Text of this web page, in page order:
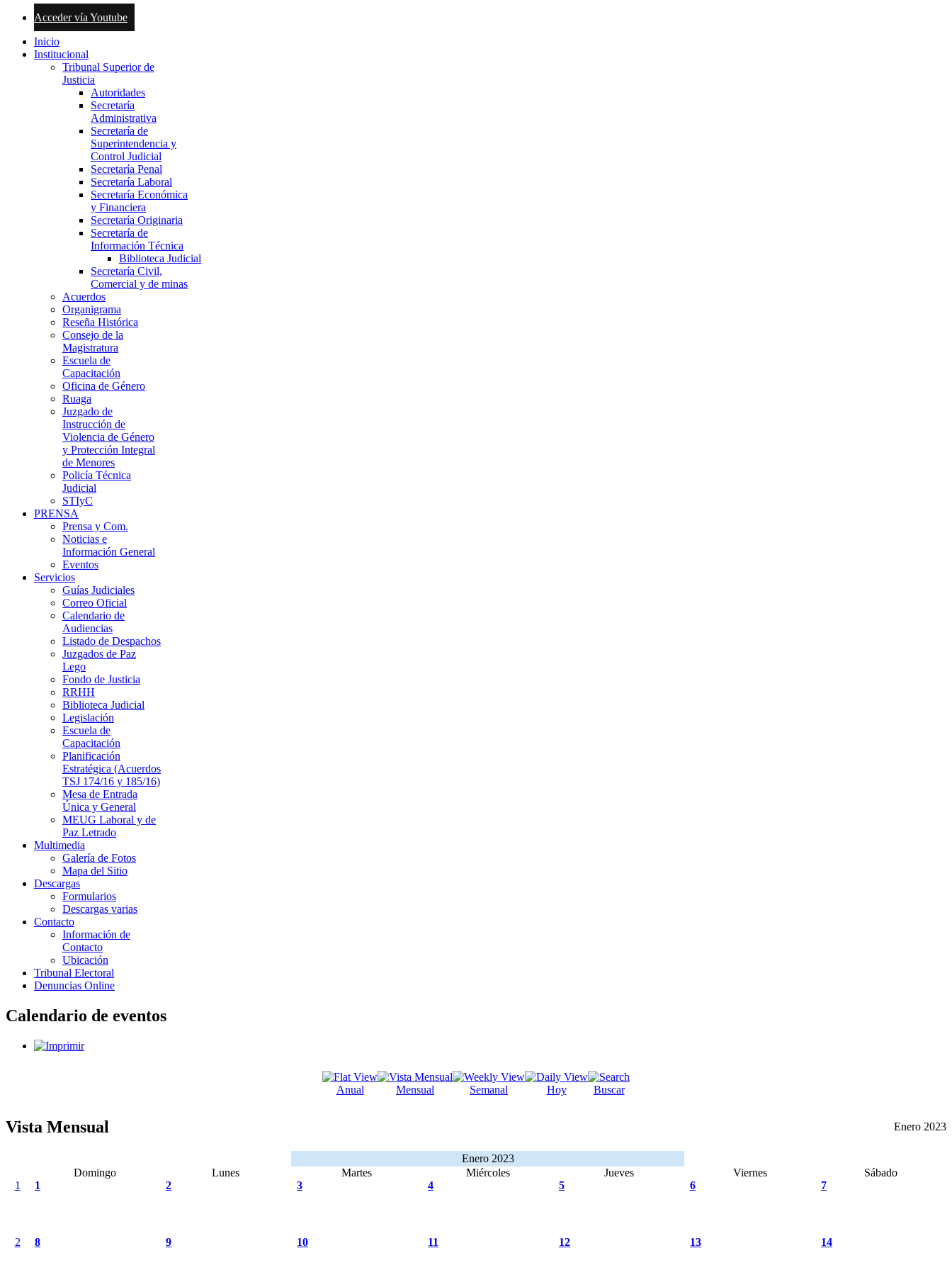
Acceder vía Youtube
Inicio
Institucional
Tribunal Superior de
Justicia
Autoridades
Secretaría
Administrativa
Secretaría de
Superintendencia y
Control Judicial
Secretaría Penal
Secretaría Laboral
Secretaría Económica
y Financiera
Secretaría Originaria
Secretaría de
Información Técnica
Biblioteca Judicial
Secretaría Civil,
Comercial y de minas
Acuerdos
Organigrama
Reseña Histórica
Consejo de la
Magistratura
Escuela de
Capacitación
Oficina de Género
Ruaga
Juzgado de
Instrucción de
Violencia de Género
y Protección Integral
de Menores
Policía Técnica
Judicial
STIyC
PRENSA
Prensa y Com.
Noticias e
Información General
Eventos
Servicios
Guías Judiciales
Correo Oficial
Calendario de
Audiencias
Listado de Despachos
Juzgados de Paz
Lego
Fondo de Justicia
RRHH
Biblioteca Judicial
Legislación
Escuela de
Capacitación
Planificación
Estratégica (Acuerdos
TSJ 174/16 y 185/16)
Mesa de Entrada
Única y General
MEUG Laboral y de
Paz Letrado
Multimedia
Galería de Fotos
Mapa del Sitio
Descargas
Formularios
Descargas varias
Contacto
Información de
Contacto
Ubicación
Tribunal Electoral
Denuncias Online
Calendario de eventos
Anual Mensual Semanal Hoy Buscar
Vista Mensual Enero 2023
Enero 2023
Domingo
Lunes Martes Miércoles Jueves Viernes
Sábado
1
1 2 3 4 5 6 7
2 8 9 10 11 12 13 14